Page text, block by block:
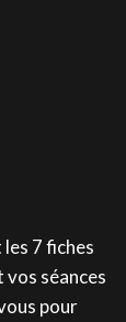
7 fiches
séances
pour